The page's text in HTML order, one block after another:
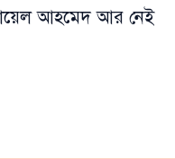
আহমেদ আর নেই